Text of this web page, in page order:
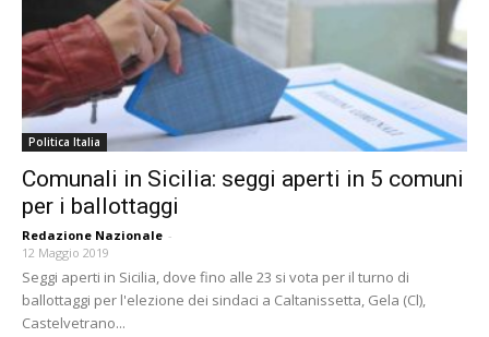
Politica Italia
Comunali in Sicilia: seggi aperti in 5 comuni
per i ballottaggi
Redazione Nazionale -
12 Maggio 2019
Seggi aperti in Sicilia, dove fino alle 23 si vota per il turno di
ballottaggi per l'elezione dei sindaci a Caltanissetta, Gela (Cl),
Castelvetrano...